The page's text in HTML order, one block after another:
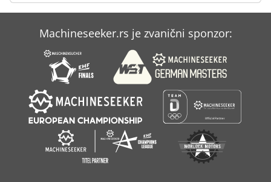
Machineseeker.rs je zvanični sponzor: